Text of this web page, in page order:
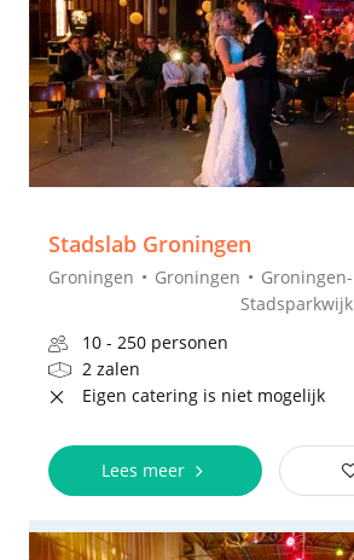
Stadslab Groningen
Groningen Groningen
Groningen-
Stadsparkwijk
10 - 250 personen
2 zalen
Eigen catering is niet mogelijk
Lees meer